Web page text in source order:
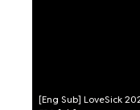
[Eng Sub] LoveSick